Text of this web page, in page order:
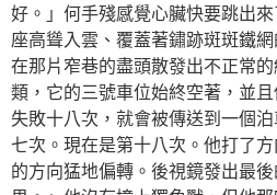
好。」何手殘感覺心臟快要跳出
座高聳入雲、覆蓋著鏽跡斑斑鐵
在那片窄巷的盡頭散發出不正常
類，它的三號車位始終空著，並
失敗十八次，就會被傳送到一個
七次。現在是第十八次。他打了
的方向猛地偏轉。後視鏡發出最